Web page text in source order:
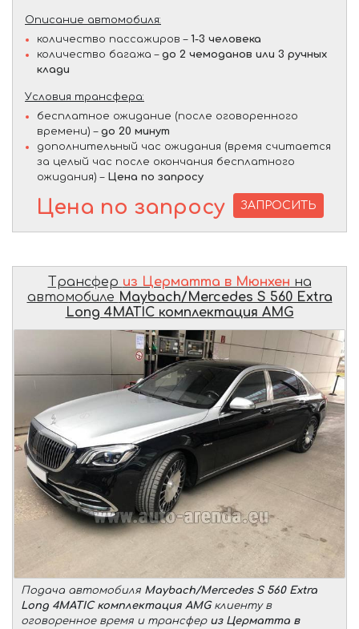
Описание автомобиля:
количество пассажиров – 1-3 человека
количество багажа – до 2 чемоданов или 3 ручных
клади
Условия трансфера:
бесплатное ожидание (после оговоренного
времени) – до 20 минут
дополнительный час ожидания (время считается
за целый час после окончания бесплатного
ожидания) – Цена по запросу
Цена по запросу ЗАПРОСИТЬ
Трансфер из Церматта в Мюнхен на
автомобиле Maybach/Mercedes S 560 Extra
Long 4MATIC комплектация AMG
Подача автомобиля Maybach/Mercedes S 560 Extra
Long 4MATIC комплектация AMGклиенту в
оговоренное время и трансфер из Церматта в